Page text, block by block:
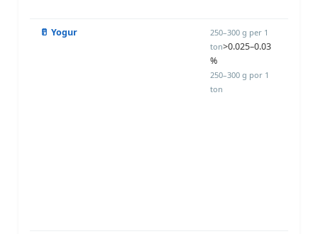
🥛 Yogur
250–300 g per 1
ton>0.025–0.03
%
250–300 g por 1
ton